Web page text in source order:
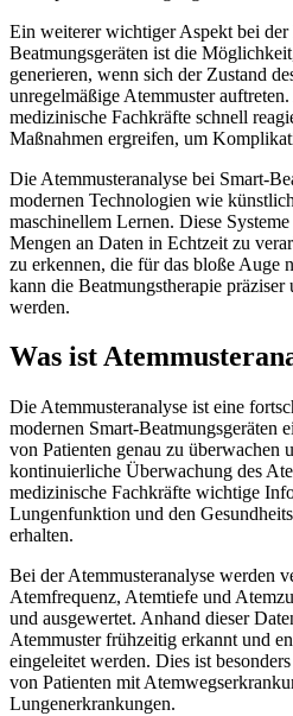
Ein weiterer wichtiger Aspekt bei
Beatmungsgeräten ist die
generieren, wenn sich der Zustand
unregelmäßige Atemmuster
medizinische Fachkräfte schnell
Maßnahmen ergreifen, um
Die Atemmusteranalyse bei Smart-
modernen Technologien wie
maschinellem Lernen. Diese
Mengen an Daten in Echtzeit zu
zu erkennen, die für das bloße Auge
kann die Beatmungstherapie präziser
werden.
Was ist
Die Atemmusteranalyse ist eine
modernen Smart-Beatmungsgeräten
von Patienten genau zu überwachen
kontinuierliche Überwachung des
medizinische Fachkräfte wichtige
Lungenfunktion und den
erhalten.
Bei der Atemmusteranalyse werden
Atemfrequenz, Atemtiefe und
und ausgewertet. Anhand dieser
Atemmuster frühzeitig erkannt und
eingeleitet werden. Dies ist
von Patienten mit
Lungenerkrankungen.